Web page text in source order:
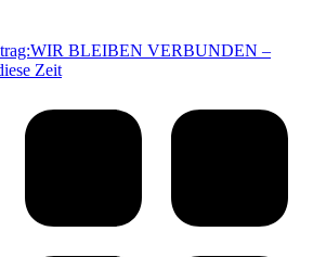
WIR BLEIBEN VERBUNDEN –
Zeit